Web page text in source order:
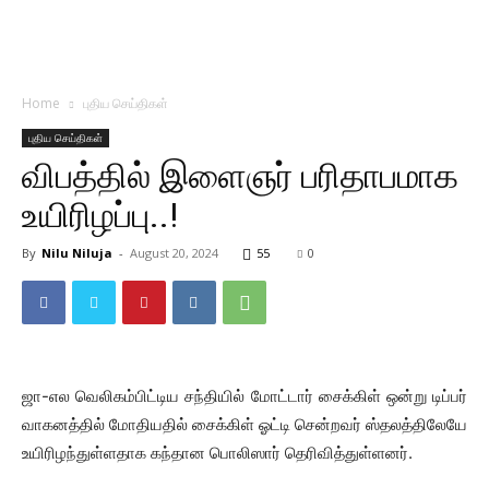
Home புதிய செய்திகள்
புதிய செய்திகள்
விபத்தில் இளைஞர் பரிதாபமாக
உயிரிழப்பு..!
By Nilu Niluja - August 20, 2024 55 0
ஜா-எல வெலிகம்பிட்டிய சந்தியில் மோட்டார் சைக்கிள் ஒன்று டிப்பர்
வாகனத்தில் மோதியதில் சைக்கிள் ஓட்டி சென்றவர் ஸ்தலத்திலேயே
உயிரிழந்துள்ளதாக கந்தான பொலிஸார் தெரிவித்துள்ளனர்.